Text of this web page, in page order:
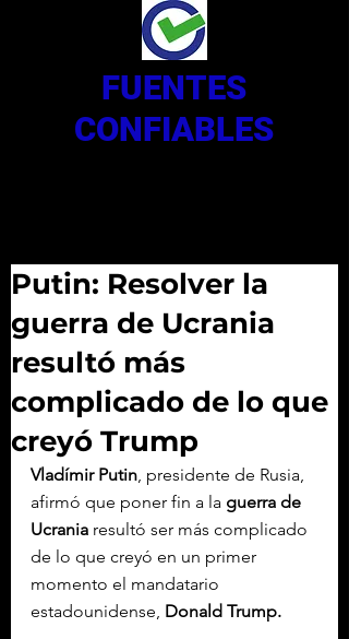
FUENTES
CONFIABLES
Putin: Resolver la
guerra de Ucrania
resultó más
complicado de lo que
creyó Trump
Vladímir Putin, presidente de Rusia,
afirmó que poner fin a la guerra de
Ucrania resultó ser más complicado
de lo que creyó en un primer
momento el mandatario
estadounidense, Donald Trump.